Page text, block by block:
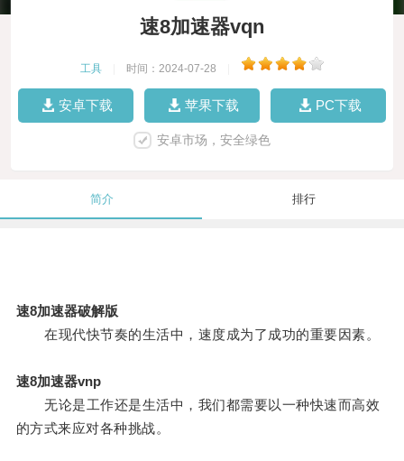
速8加速器vqn
工具 时间：2024-07-28
安卓下载 苹果下载 PC下载
安卓市场，安全绿色
简介 排行
速8加速器破解版
在现代快节奏的生活中，速度成为了成功的重要因素。
速8加速器vnp
无论是工作还是生活中，我们都需要以一种快速而高效
的方式来应对各种挑战。